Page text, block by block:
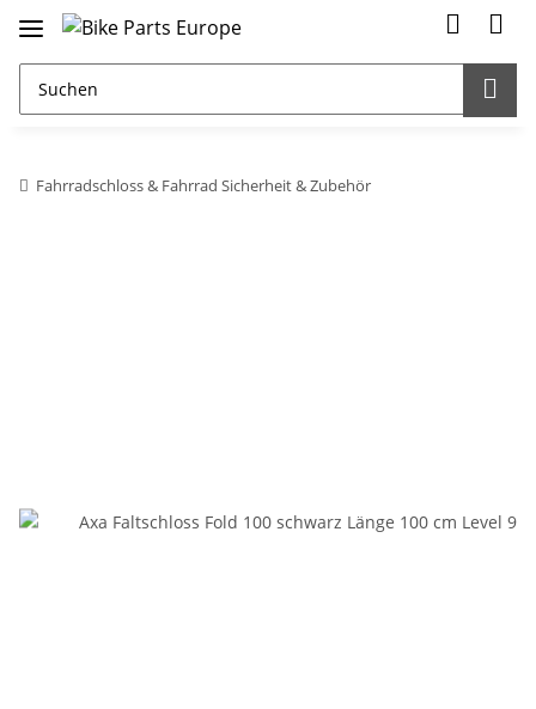
Fahrradschloss & Fahrrad Sicherheit & Zubehör